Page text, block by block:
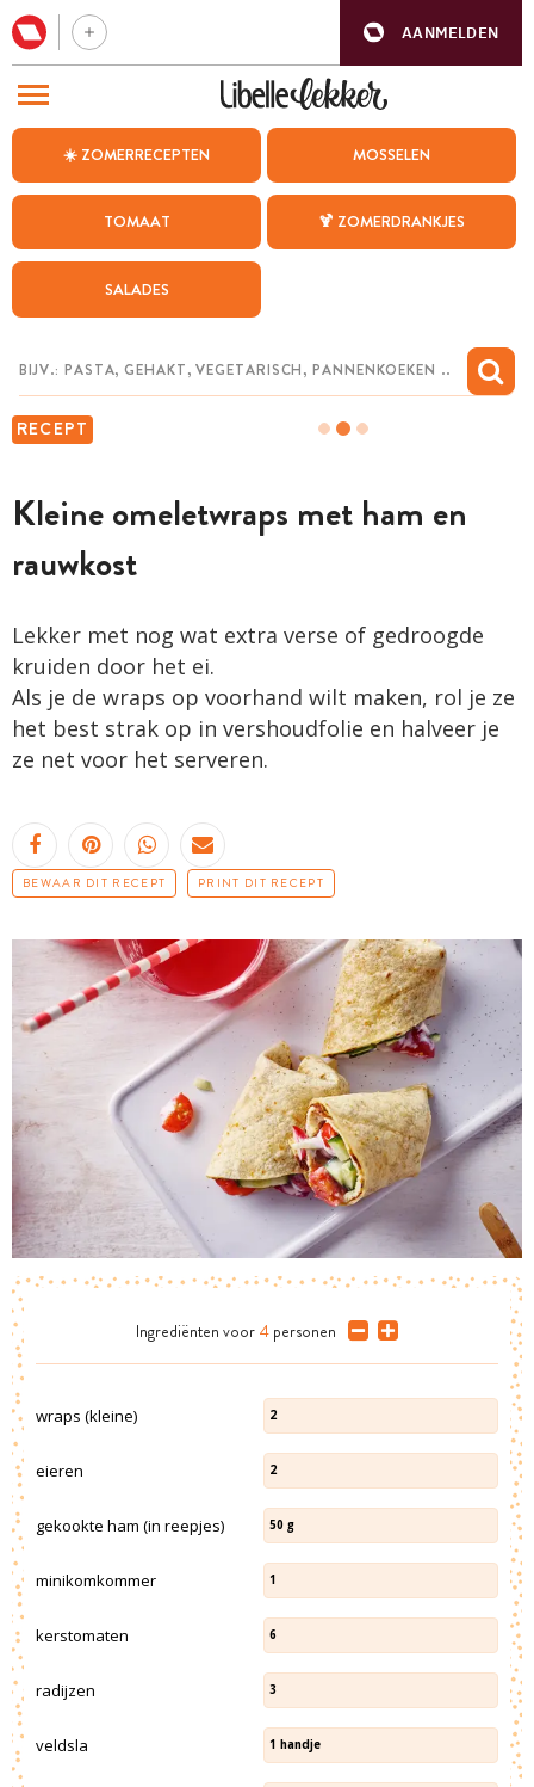
AANMELDEN
☀️ ZOMERRECEPTEN MOSSELEN
TOMAAT 🍹 ZOMERDRANKJES
SALADES
RECEPT
Kleine omeletwraps met ham en
rauwkost
Lekker met nog wat extra verse of gedroogde
kruiden door het ei.
Als je de wraps op voorhand wilt maken, rol je ze
het best strak op in vershoudfolie en halveer je
ze net voor het serveren.
BEWAAR DIT RECEPT PRINT DIT RECEPT
Ingrediënten voor 4 personen
wraps (kleine) 2
eieren 2
gekookte ham (in reepjes) 50 g
minikomkommer 1
kerstomaten 6
radijzen 3
veldsla 1 handje
BEZOEK ONZE ANDERE WEBSITES
WEEKMENU
CHAT MET MAIA
MIJN BEWAARDE RECEPTEN